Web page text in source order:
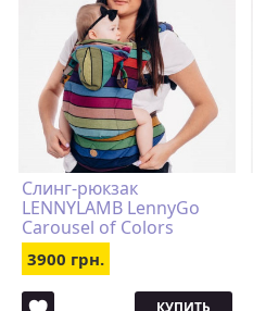
Слинг-рюкзак
LENNYLAMB LennyGo
Carousel of Colors
3900 грн.
КУПИТЬ